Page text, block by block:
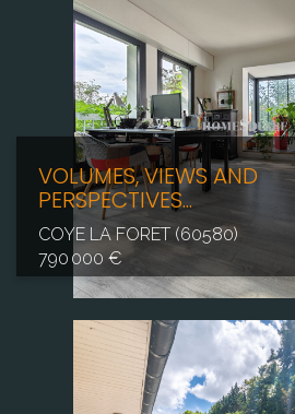
VOLUMES, VIEWS AND
PERSPECTIVES...
COYE LA FORET (60580)
790 000 €